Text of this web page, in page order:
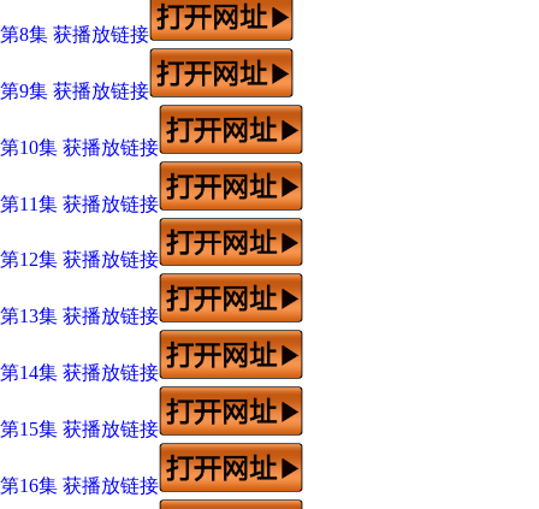
第8集 获播放链接
第9集 获播放链接
第10集 获播放链接
第11集 获播放链接
第12集 获播放链接
第13集 获播放链接
第14集 获播放链接
第15集 获播放链接
第16集 获播放链接